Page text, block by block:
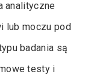
analityczne
lub moczu pod
badania są
testy i